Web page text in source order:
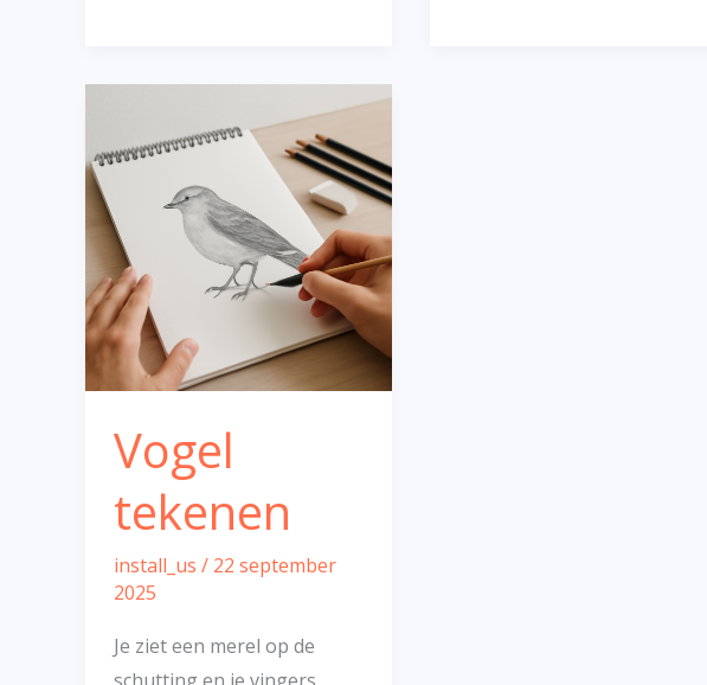
Vogel
tekenen
install_us / 22 september
2025
Je ziet een merel op de
tekenen